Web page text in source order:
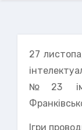
27
№23
Ігри